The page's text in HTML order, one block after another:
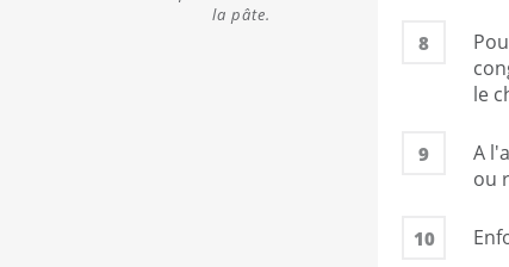
la pâte.
8
le
9
A
ou
10